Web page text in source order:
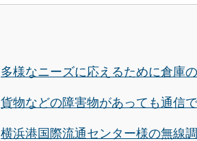
多様なニーズに応えるために倉庫
貨物などの障害物があっても通信
横浜港国際流通センター様の無線